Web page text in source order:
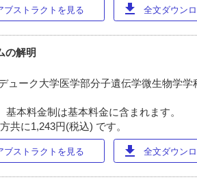
ブストラクトを見る download 全文ダウン
の解明
ューク大学医学部分子遺伝学微生物学学
本料金制は基本料金に含まれます。
共に1,243円(税込) です。
ブストラクトを見る download 全文ダウン